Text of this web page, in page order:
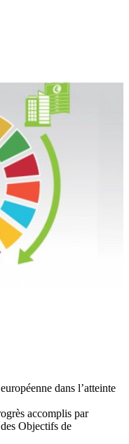
dans l’atteinte
accomplis par
Objectifs de